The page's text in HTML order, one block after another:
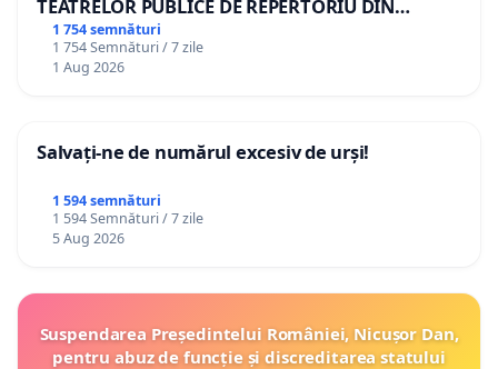
TEATRELOR PUBLICE DE REPERTORIU DIN
ROMÂNIA
1 754 semnături
1 754 Semnături / 7 zile
1 Aug 2026
Salvați-ne de numărul excesiv de urși!
1 594 semnături
1 594 Semnături / 7 zile
5 Aug 2026
Suspendarea Președintelui României, Nicușor Dan,
pentru abuz de funcție și discreditarea statului